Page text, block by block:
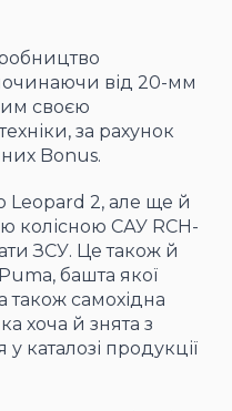
починаючи від 20-мм
своєю
за рахунок
Bonus.
Leopard 2, але ще й
колісною САУ RCH-
ЗСУ. Це також й
башта якої
також самохідна
хоча й знята з
каталозі продукції